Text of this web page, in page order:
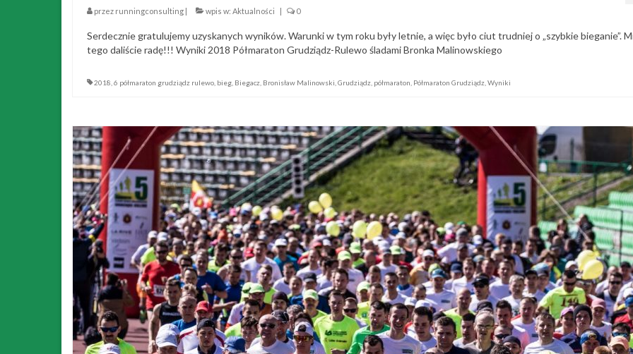
przez runningconsulting wpis w: Aktualności 0
Serdecznie gratulujemy uzyskanych wyników. Warunki w tym roku były letnie, a więc było ciut trudniej o „szybkie bieganie”.
tego daliście radę!!! Wyniki 2018 Półmaraton Grudziądz-Rulewo śladami Bronka Malinowskiego
2018 6 półmaraton grudziądz rulewo bieg Biegacz Bronisław Malinowski Grudziądz półmaraton Półmaraton Grudziądz Wyniki